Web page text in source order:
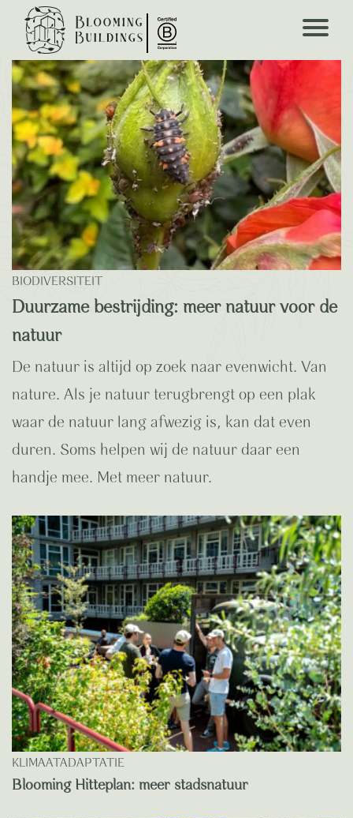
Blooming Blogs
BIODIVERSITEIT
Duurzame bestrijding: meer natuur voor de
natuur
De natuur is altijd op zoek naar evenwicht. Van
nature. Als je natuur terugbrengt op een plak
waar de natuur lang afwezig is, kan dat even
duren. Soms helpen wij de natuur daar een
handje mee. Met meer natuur.
KLIMAATADAPTATIE
Blooming Hitteplan: meer stadsnatuur